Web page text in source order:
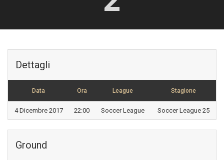
Dettagli
Data Ora League Stagione
4 Dicembre 2017 22:00 Soccer League Soccer League 25
Ground